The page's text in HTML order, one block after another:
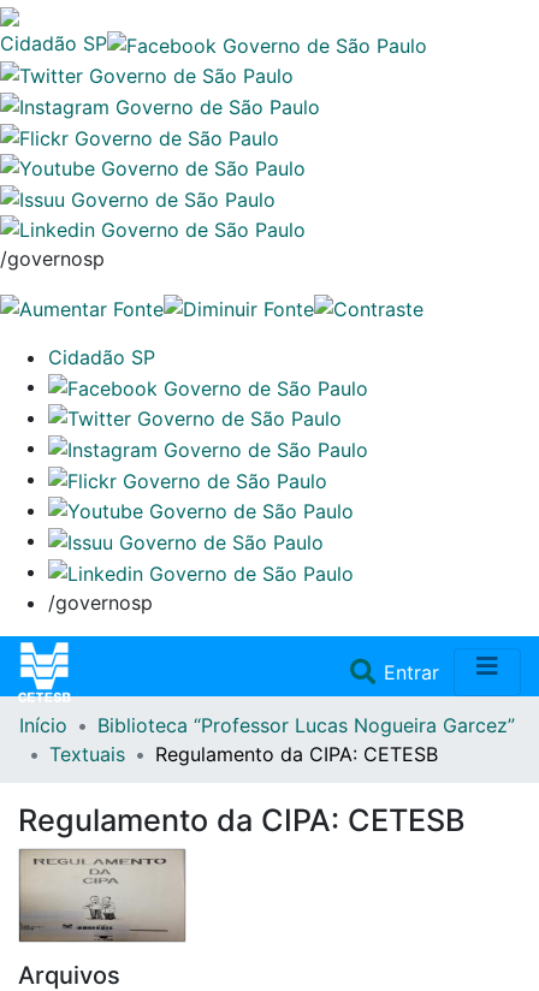
Cidadão SP
/governosp
Cidadão SP
/governosp
Entrar(current)
Home
Repositório
Doações/Aquisições
Início
Biblioteca “Professor Lucas Nogueira Garcez”
Textuais
Regulamento da CIPA: CETESB
Regulamento da CIPA: CETESB
Arquivos